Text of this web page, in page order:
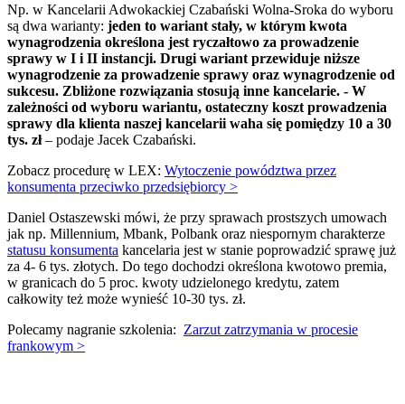
Np. w Kancelarii Adwokackiej Czabański Wolna-Sroka do wyboru
są dwa warianty: jeden to wariant stały, w którym kwota
wynagrodzenia określona jest ryczałtowo za prowadzenie
sprawy w I i II instancji. Drugi wariant przewiduje niższe
wynagrodzenie za prowadzenie sprawy oraz wynagrodzenie od
sukcesu. Zbliżone rozwiązania stosują inne kancelarie. - W
zależności od wyboru wariantu, ostateczny koszt prowadzenia
sprawy dla klienta naszej kancelarii waha się pomiędzy 10 a 30
tys. zł– podaje Jacek Czabański.
Zobacz procedurę w LEX: Wytoczenie powództwa przez
konsumenta przeciwko przedsiębiorcy >
Daniel Ostaszewski mówi, że przy sprawach prostszych umowach
jak np. Millennium, Mbank, Polbank oraz niespornym charakterze
statusu konsumenta kancelaria jest w stanie poprowadzić sprawę już
za 4- 6 tys. złotych. Do tego dochodzi określona kwotowo premia,
w granicach do 5 proc. kwoty udzielonego kredytu, zatem
całkowity też może wynieść 10-30 tys. zł.
Polecamy nagranie szkolenia: Zarzut zatrzymania w procesie
frankowym >